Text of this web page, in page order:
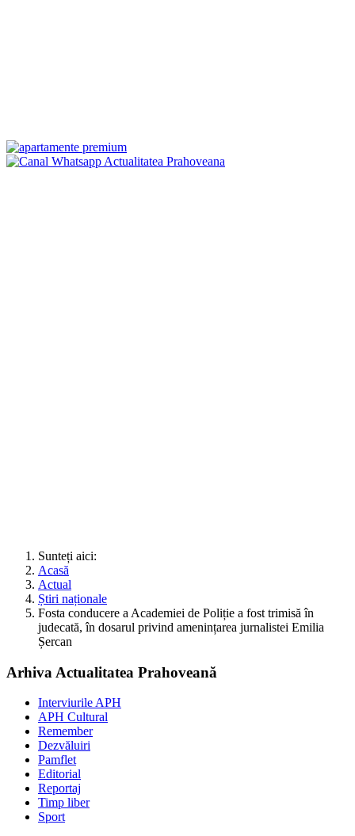
Sunteți aici:
Acasă
Actual
Știri naționale
Fosta conducere a Academiei de Poliție a fost trimisă în
judecată, în dosarul privind amenințarea jurnalistei Emilia
Șercan
Arhiva Actualitatea Prahoveană
Interviurile APH
APH Cultural
Remember
Dezvăluiri
Pamflet
Editorial
Reportaj
Timp liber
Sport